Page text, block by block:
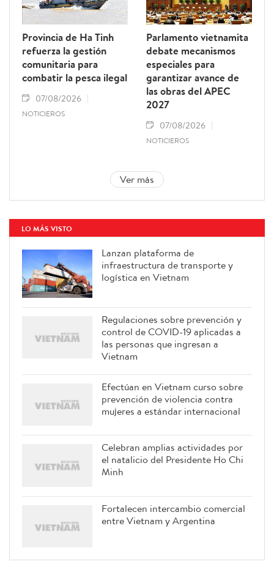
Provincia de Ha Tinh
refuerza la gestión
comunitaria para
combatir la pesca ilegal
07/08/2026
NOTICIEROS
Parlamento vietnamita
debate mecanismos
especiales para
garantizar avance de
las obras del APEC
2027
07/08/2026
NOTICIEROS
Ver más
LO MÁS VISTO
Lanzan plataforma de
infraestructura de transporte y
logística en Vietnam
Regulaciones sobre prevención y
control de COVID-19 aplicadas a
las personas que ingresan a
Vietnam
Efectúan en Vietnam curso sobre
prevención de violencia contra
mujeres a estándar internacional
Celebran amplias actividades por
el natalicio del Presidente Ho Chi
Minh
Fortalecen intercambio comercial
entre Vietnam y Argentina